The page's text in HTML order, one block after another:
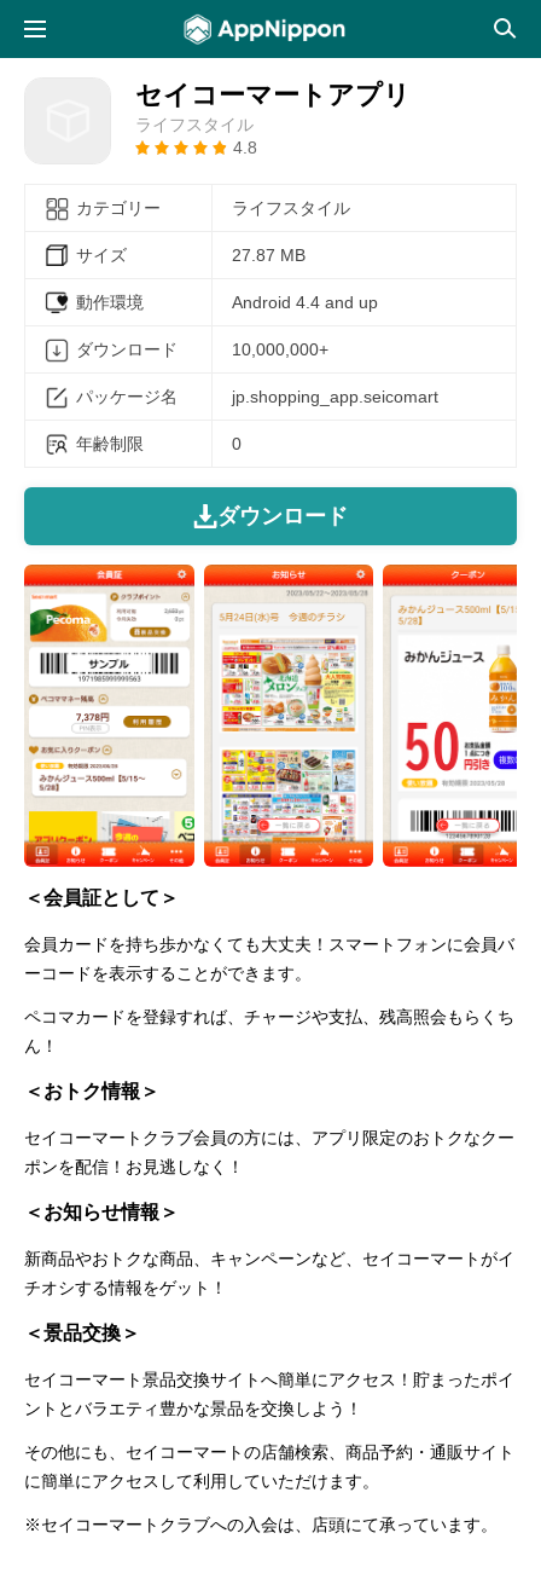
セイコーマートアプリ
ライフスタイル
4.8
カテゴリー ライフスタイル
サイズ 27.87 MB
動作環境 Android 4.4 and up
ダウンロード 10,000,000+
パッケージ名 jp.shopping_app.seicomart
年齢制限 0
ダウンロード
＜会員証として＞
会員カードを持ち歩かなくても大丈夫！スマートフォンに会員バ
ーコードを表示することができます。
ペコマカードを登録すれば、チャージや支払、残高照会もらくち
ん！
＜おトク情報＞
セイコーマートクラブ会員の方には、アプリ限定のおトクなクー
ポンを配信！お見逃しなく！
＜お知らせ情報＞
新商品やおトクな商品、キャンペーンなど、セイコーマートがイ
チオシする情報をゲット！
＜景品交換＞
セイコーマート景品交換サイトへ簡単にアクセス！貯まったポイ
ントとバラエティ豊かな景品を交換しよう！
その他にも、セイコーマートの店舗検索、商品予約・通販サイト
に簡単にアクセスして利用していただけます。
※セイコーマートクラブへの入会は、店頭にて承っています。